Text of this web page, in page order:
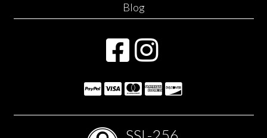
Blog